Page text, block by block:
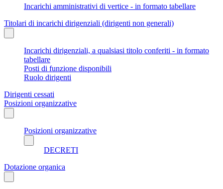
Incarichi amministrativi di vertice - in formato tabellare
Titolari di incarichi dirigenziali (dirigenti non generali)
Incarichi dirigenziali, a qualsiasi titolo conferiti - in formato
tabellare
Posti di funzione disponibili
Ruolo dirigenti
Dirigenti cessati
Posizioni organizzative
Posizioni organizzative
DECRETI
Dotazione organica